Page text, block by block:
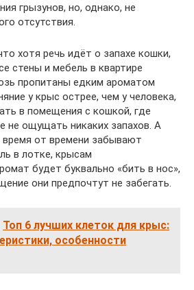
грызунов, но, однако, не
отсутствия.
хотя речь идёт о запахе кошки,
стены и мебель в квартире
пропитаны едким ароматом
у крыс острее, чем у человека,
в помещения с кошкой, где
не ощущать никаких запахов. А
время от времени забывают
в лотке, крысам
будет буквально «бить в нос»,
они предпочтут не забегать.
Топ 6 лучших клеток для крыс:
особенности